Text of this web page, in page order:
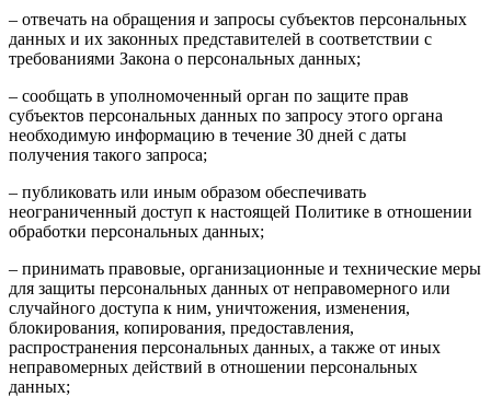
– отвечать на обращения и запросы субъектов персональных
данных и их законных представителей в соответствии с
требованиями Закона о персональных данных;
– сообщать в уполномоченный орган по защите прав
субъектов персональных данных по запросу этого органа
необходимую информацию в течение 30 дней с даты
получения такого запроса;
– публиковать или иным образом обеспечивать
неограниченный доступ к настоящей Политике в отношении
обработки персональных данных;
– принимать правовые, организационные и технические меры
для защиты персональных данных от неправомерного или
случайного доступа к ним, уничтожения, изменения,
блокирования, копирования, предоставления,
распространения персональных данных, а также от иных
неправомерных действий в отношении персональных
данных;